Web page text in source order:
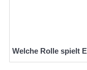
Welche Rolle spielt